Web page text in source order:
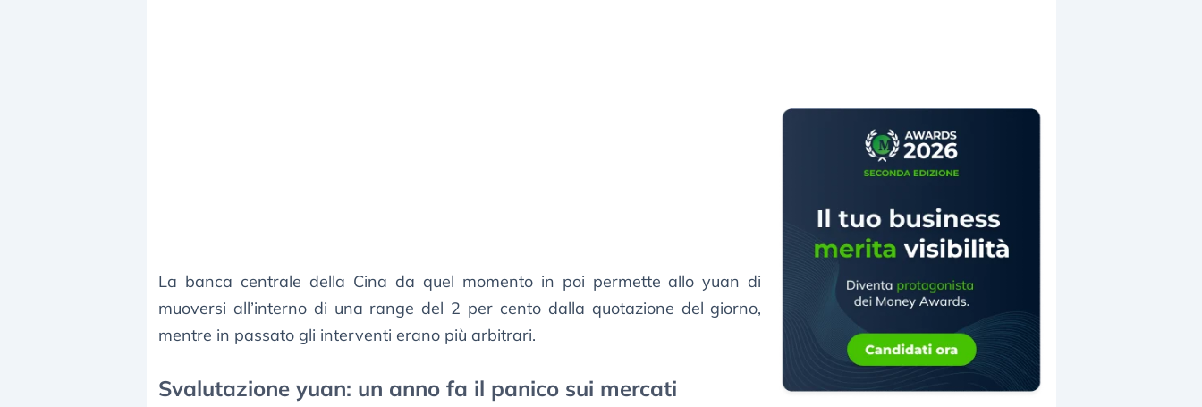
La banca centrale della Cina da quel momento in poi permette allo yuan di
muoversi all’interno di una range del 2 per cento dalla quotazione del giorno,
mentre in passato gli interventi erano più arbitrari.
Svalutazione yuan: un anno fa il panico sui mercati